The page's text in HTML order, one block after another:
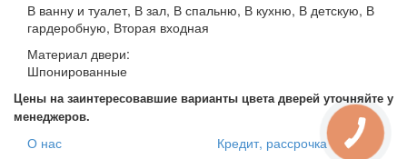
В ванну и туалет, В зал, В спальню, В кухню, В детскую, В
гардеробную, Вторая входная
Материал двери:
Шпонированные
Цены на заинтересовавшие варианты цвета дверей уточняйте у
менеджеров.
О нас Кредит, рассрочка